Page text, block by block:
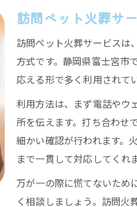
訪問ペット火葬サ
訪問ペット火葬サービスは
方式です。静岡県富士宮市
応える形で多く利用されて
利用方法は、まず電話やウ
所を伝えます。打ち合わせ
細かい確認が行われます。
まで一貫して対応してくれ
万が一の際に慌てないため
く相談しましょう。訪問火